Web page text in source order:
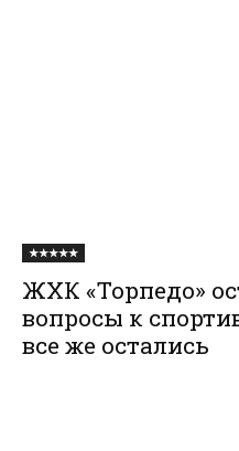
★★★★★
ЖХК «Торпедо»
вопросы к
все же остались